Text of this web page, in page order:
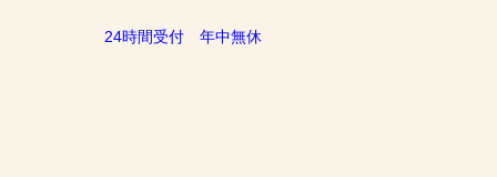
24時間受付 年中無休